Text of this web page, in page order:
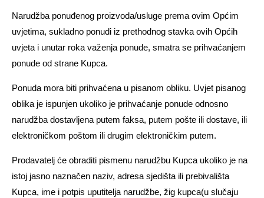
Narudžba ponuđenog proizvoda/usluge prema ovim Općim
uvjetima, sukladno ponudi iz prethodnog stavka ovih Općih
uvjeta i unutar roka važenja ponude, smatra se prihvaćanjem
ponude od strane Kupca.
Ponuda mora biti prihvaćena u pisanom obliku. Uvjet pisanog
oblika je ispunjen ukoliko je prihvaćanje ponude odnosno
narudžba dostavljena putem faksa, putem pošte ili dostave, ili
elektroničkom poštom ili drugim elektroničkim putem.
Prodavatelj će obraditi pismenu narudžbu Kupca ukoliko je na
istoj jasno naznačen naziv, adresa sjedišta ili prebivališta
Kupca, ime i potpis uputitelja narudžbe, žig kupca(u slučaju